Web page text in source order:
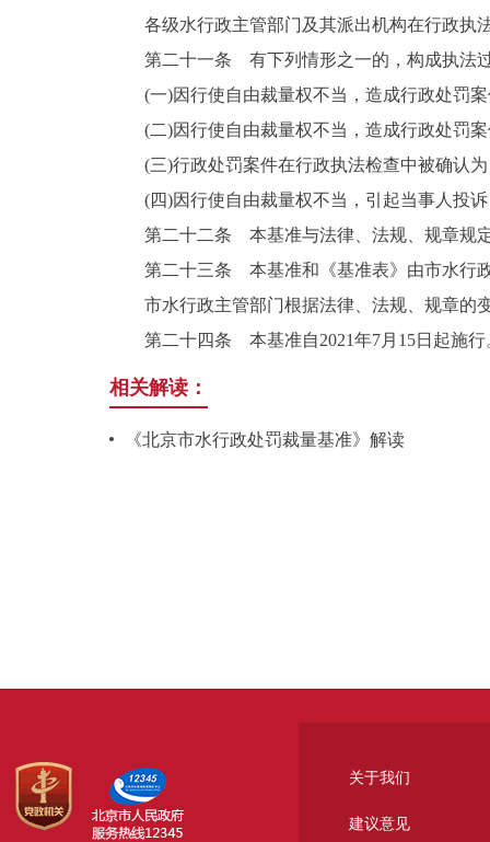
各级水行政主管部门及其派出机构在行政执
第二十一条 有下列情形之一的，构成执法
(一)因行使自由裁量权不当，造成行政处罚
(二)因行使自由裁量权不当，造成行政处罚
(三)行政处罚案件在行政执法检查中被确认
(四)因行使自由裁量权不当，引起当事人投
第二十二条 本基准与法律、法规、规章规
第二十三条 本基准和《基准表》由市水行
市水行政主管部门根据法律、法规、规章的
第二十四条 本基准自2021年7月15日起施行
相关解读：
《北京市水行政处罚裁量基准》解读
关于我们
建议意见